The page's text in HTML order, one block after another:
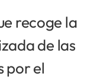
recoge la
de las
por el